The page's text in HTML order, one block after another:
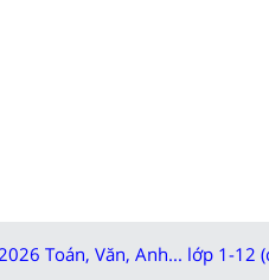
Toán, Văn, Anh... lớp 1-12